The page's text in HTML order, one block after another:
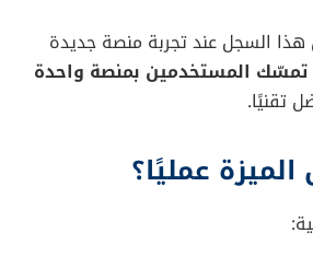
هذا السجل عند تجربة منصة جديدة
تمسّك المستخدمين بمنصة واحدة
تقنيًا.
عمليًا؟